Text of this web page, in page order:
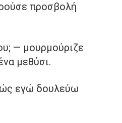
προσβολή
— μουρμούριζε
μεθύσι.
εγώ δουλεύω